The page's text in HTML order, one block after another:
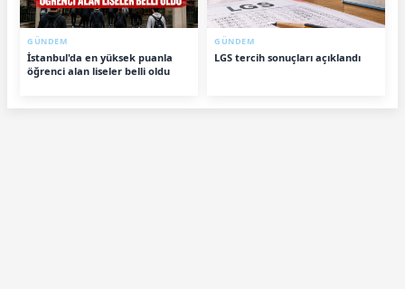
GÜNDEM
İstanbul'da en yüksek puanla
öğrenci alan liseler belli oldu
GÜNDEM
LGS tercih sonuçları açıklandı